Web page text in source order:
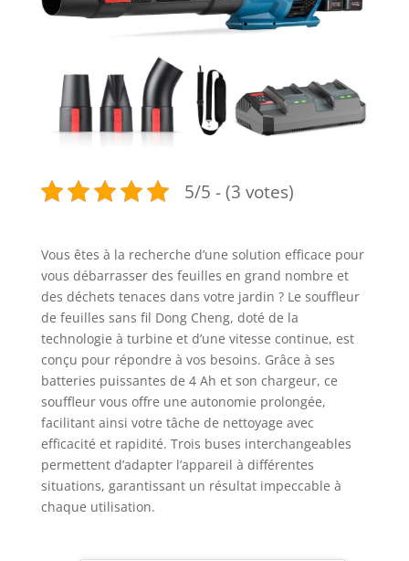
5/5 - (3 votes)
Vous êtes à la recherche d’une solution efficace pour
vous débarrasser des feuilles en grand nombre et
des déchets tenaces dans votre jardin ? Le souffleur
de feuilles sans fil Dong Cheng, doté de la
technologie à turbine et d’une vitesse continue, est
conçu pour répondre à vos besoins. Grâce à ses
batteries puissantes de 4 Ah et son chargeur, ce
souffleur vous offre une autonomie prolongée,
facilitant ainsi votre tâche de nettoyage avec
efficacité et rapidité. Trois buses interchangeables
permettent d’adapter l’appareil à différentes
situations, garantissant un résultat impeccable à
chaque utilisation.